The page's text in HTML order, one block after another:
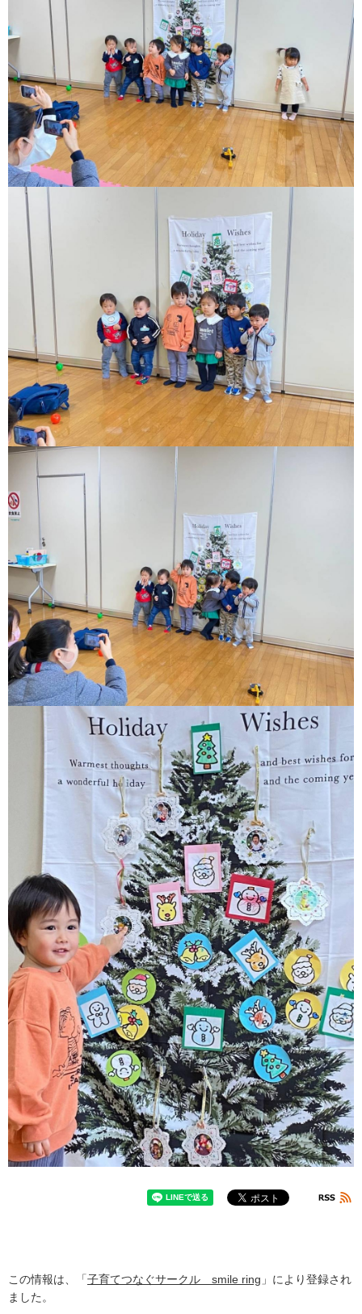
この情報は、「子育てつなぐサークル smile ring 」により登録され
ました。